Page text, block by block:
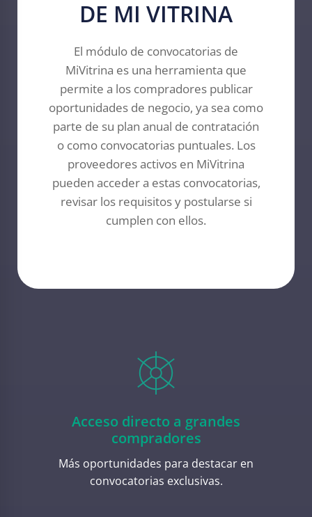
DE MI VITRINA
El módulo de convocatorias de
MiVitrina es una herramienta que
permite a los compradores publicar
oportunidades de negocio, ya sea como
parte de su plan anual de contratación
o como convocatorias puntuales. Los
proveedores activos en MiVitrina
pueden acceder a estas convocatorias,
revisar los requisitos y postularse si
cumplen con ellos.
Acceso directo a grandes
compradores
Más oportunidades para destacar en
convocatorias exclusivas.